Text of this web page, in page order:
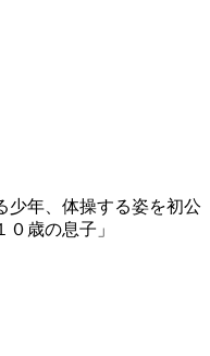
少年、体操する姿を初公
歳の息子」